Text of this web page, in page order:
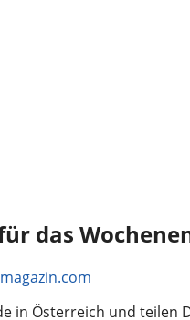
das
in Österreich und teilen